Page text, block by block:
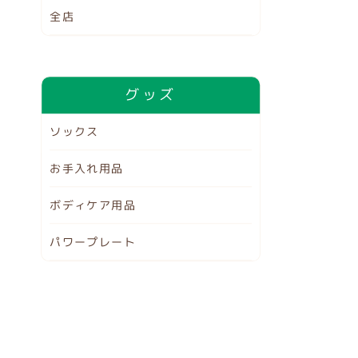
全店
グッズ
ソックス
お手入れ用品
ボディケア用品
パワープレート